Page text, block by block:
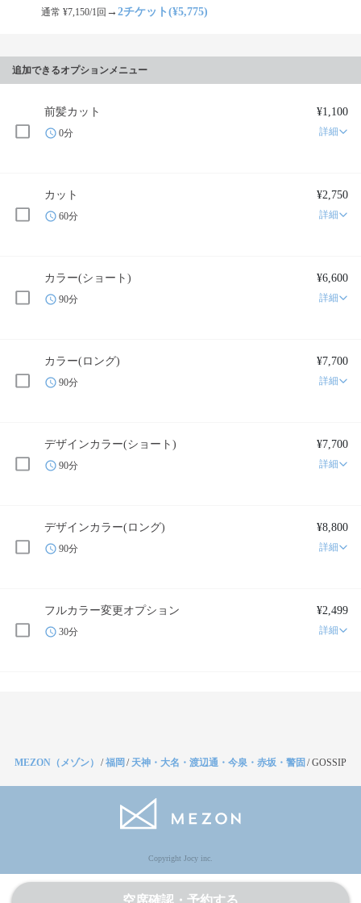
通常 ¥7,150/1回 →2チケット(¥5,775)
追加できるオプションメニュー
前髪カット ¥1,100
0分 詳細
カット ¥2,750
60分 詳細
カラー(ショート) ¥6,600
90分 詳細
カラー(ロング) ¥7,700
90分 詳細
デザインカラー(ショート) ¥7,700
90分 詳細
デザインカラー(ロング) ¥8,800
90分 詳細
フルカラー変更オプション ¥2,499
30分 詳細
空席確認・予約する
MEZON（メゾン） /福岡 / 天神・大名・渡辺通・今泉・赤坂・警固 /GOSSIP
Copyright Jocy inc.